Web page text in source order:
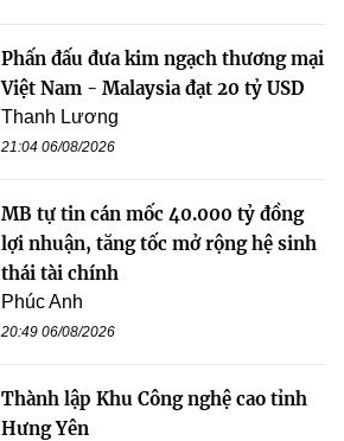
Phấn đấu đưa kim ngạch thương mại
Việt Nam - Malaysia đạt 20 tỷ USD
Thanh Lương
21:04 06/08/2026
MB tự tin cán mốc 40.000 tỷ đồng
lợi nhuận, tăng tốc mở rộng hệ sinh
thái tài chính
Phúc Anh
20:49 06/08/2026
Thành lập Khu Công nghệ cao tỉnh
Hưng Yên